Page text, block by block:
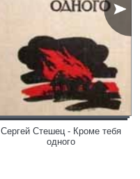
Сергей Стешец - Кроме тебя
одного